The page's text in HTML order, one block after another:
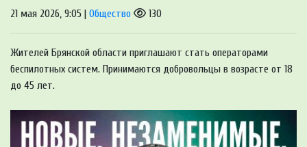
21 мая 2026, 9:05 | Общество 130
Жителей Брянской области приглашают стать операторами
беспилотных систем. Принимаются добровольцы в возрасте от 18
до 45 лет.